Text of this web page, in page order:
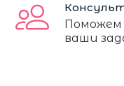
Поможем
ваши